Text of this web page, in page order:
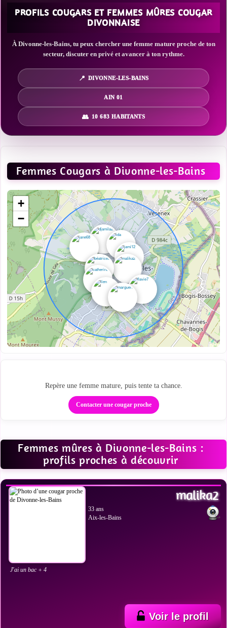
PROFILS COUGARS ET FEMMES MÛRES COUGAR
DIVONNAISE
À Divonne-les-Bains, tu peux chercher une femme mature proche de ton
secteur, discuter en privé et avancer à ton rythme.
DIVONNE-LES-BAINS
AIN 01
10 683 HABITANTS
Femmes Cougars à Divonne-les-Bains
+
−
Repère une femme mature, puis tente ta chance.
Contacter une cougar proche
Femmes mûres à Divonne-les-Bains :
profils proches à découvrir
VOIR LES PHOTOS
malika2
33 ans
Aix-les-Bains
J'ai un bac + 4
Voir le profil